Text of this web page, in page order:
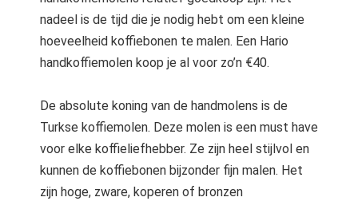
nadeel is de tijd die je nodig hebt om een kleine
hoeveelheid koffiebonen te malen. Een Hario
handkoffiemolen koop je al voor zo’n €40.
De absolute koning van de handmolens is de
Turkse koffiemolen. Deze molen is een must have
voor elke koffieliefhebber. Ze zijn heel stijlvol en
kunnen de koffiebonen bijzonder fijn malen. Het
zijn hoge, zware, koperen of bronzen